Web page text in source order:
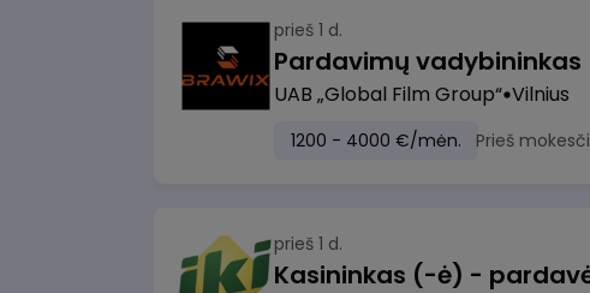
prieš 1 d.
UAB „Global Film Group“ Vilnius
1200 - 4000 €/mėn. Prieš
prieš 1 d.